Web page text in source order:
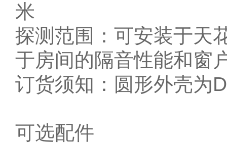
米
探测范围：可安装于天
于房间的隔音性能和窗
订货须知：圆形外壳为
可选配件